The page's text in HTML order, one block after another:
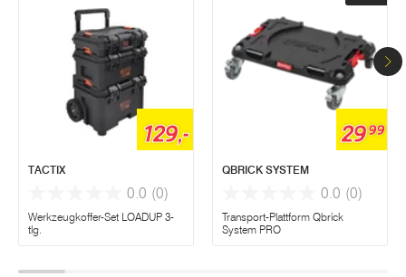
129,-
TACTIX
0.0 (0)
Werkzeugkoffer-Set LOADUP 3-
tlg.
2999
QBRICK SYSTEM
0.0 (0)
Transport-Plattform Qbrick
System PRO